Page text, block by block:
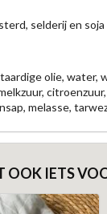
selderij en soja
olie, water,
melasse,
OOK IETS